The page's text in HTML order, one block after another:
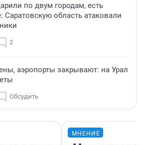
по двум городам, есть
Саратовскую область атаковали
2
аэропорты закрывают: на Урал
Обсудить
МНЕНИЕ